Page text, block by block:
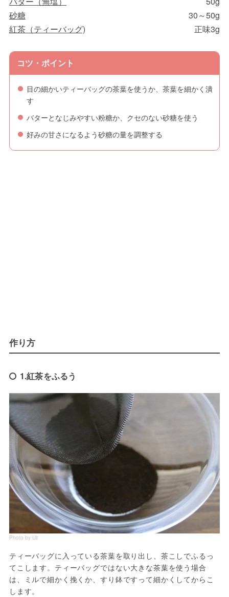
砂糖
30～50g
紅茶（ティーバッグ)
正味3g
コツ・ポイント
目の細かいティーバッグの茶葉を使うか、茶葉を細かく潰
す
バターとなじみやすい粉糖か、クセのない砂糖を使う
好みの甘さになるよう砂糖の量を調整する
作り方
1.紅茶をふるう
Photo by Uli
ティーバッグに入っている茶葉を取り出し、茶こしでふるっ
てこします。ティーバッグではない大きな茶葉を使う場合
は、ミルで細かく挽くか、すり鉢ですって細かくしてからこ
します。